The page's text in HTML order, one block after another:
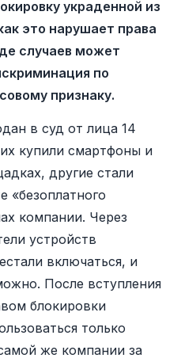
украденной из
это нарушает права
случаев может
по
признаку.
в суд от лица 14
купили смартфоны и
другие стали
«безоплатного
компании. Через
устройств
включаться, и
После вступления
блокировки
только
же компании за